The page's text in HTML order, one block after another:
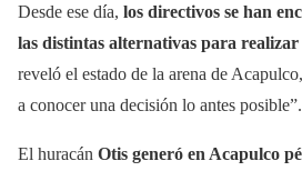
Desde ese día, los directivos se han
las distintas alternativas para
reveló el estado de la arena de
a conocer una decisión lo antes posible”.
El huracán Otis generó en Acapulco